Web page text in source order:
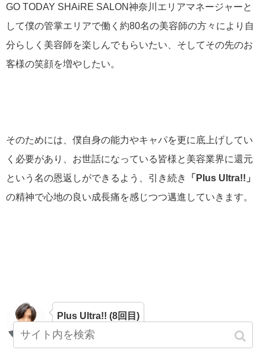
GO TODAY SHAiRE SALON神奈川エリアマネージャーと
して僕の管掌エリアで働く約80名の美容師の方々により自
分らしく美容師を楽しんでもらいたい、そしてその先のお
客様の笑顔を増やしたい。
そのためには、僕自身の能力やキャパを更に底上げしてい
く必要があり、お世話になっている皆様と美容業界に還元
という名の恩返しができるよう、引き続き
「Plus Ultra!! 」
の精神で心地の良い成長痛を感じつつ邁進していきます。
Plus Ultra!! (8回目)